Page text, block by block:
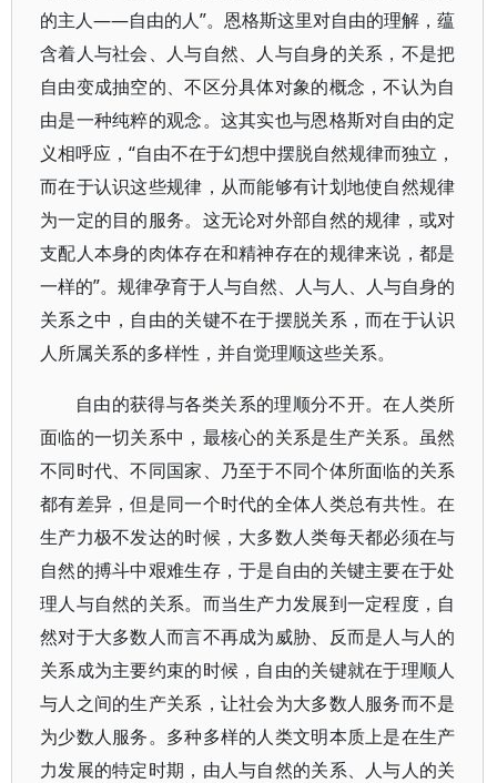
的主人——自由的人”。恩格斯这里对自由的理解，蕴
含着人与社会、人与自然、人与自身的关系，不是把
自由变成抽空的、不区分具体对象的概念，不认为自
由是一种纯粹的观念。这其实也与恩格斯对自由的定
义相呼应，“自由不在于幻想中摆脱自然规律而独立，
而在于认识这些规律，从而能够有计划地使自然规律
为一定的目的服务。这无论对外部自然的规律，或对
支配人本身的肉体存在和精神存在的规律来说，都是
一样的”。规律孕育于人与自然、人与人、人与自身的
关系之中，自由的关键不在于摆脱关系，而在于认识
人所属关系的多样性，并自觉理顺这些关系。
自由的获得与各类关系的理顺分不开。在人类所
面临的一切关系中，最核心的关系是生产关系。虽然
不同时代、不同国家、乃至于不同个体所面临的关系
都有差异，但是同一个时代的全体人类总有共性。在
生产力极不发达的时候，大多数人类每天都必须在与
自然的搏斗中艰难生存，于是自由的关键主要在于处
理人与自然的关系。而当生产力发展到一定程度，自
然对于大多数人而言不再成为威胁、反而是人与人的
关系成为主要约束的时候，自由的关键就在于理顺人
与人之间的生产关系，让社会为大多数人服务而不是
为少数人服务。多种多样的人类文明本质上是在生产
力发展的特定时期，由人与自然的关系、人与人的关